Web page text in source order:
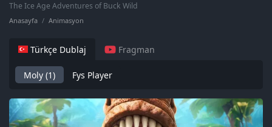
The Ice Age Adventures of Buck Wild
Anasayfa Animasyon
Türkçe Dublaj Fragman
Moly (1) Fys Player